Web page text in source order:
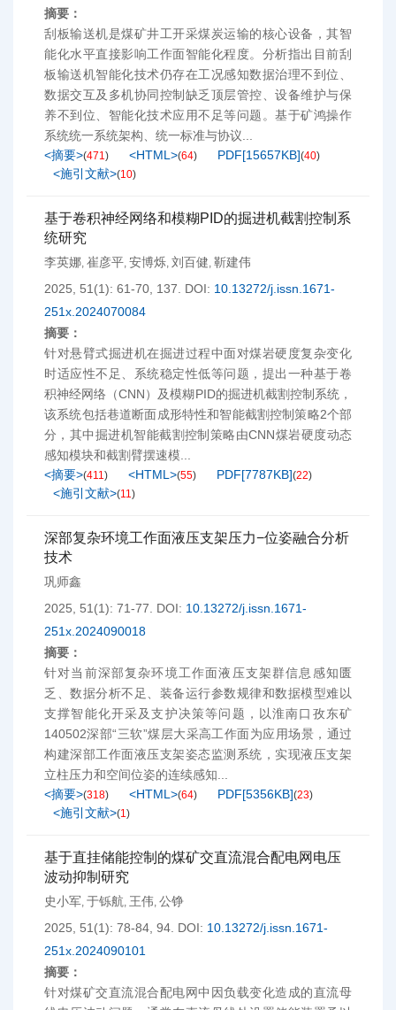
摘要：
刮板输送机是煤矿井工开采煤炭运输的核心设备，其智
能化水平直接影响工作面智能化程度。分析指出目前刮
板输送机智能化技术仍存在工况感知数据治理不到位、
数据交互及多机协同控制缺乏顶层管控、设备维护与保
养不到位、智能化技术应用不足等问题。基于矿鸿操作
系统统一系统架构、统一标准与协议...
<摘要>(471) <HTML>(64) PDF[15657KB](40)
<施引文献>(10)
基于卷积神经网络和模糊PID的掘进机截割控制系
统研究
李英娜, 崔彦平, 安博烁, 刘百健, 靳建伟
2025, 51(1): 61-70, 137.
DOI: 10.13272/j.issn.1671-
251x.2024070084
摘要：
针对悬臂式掘进机在掘进过程中面对煤岩硬度复杂变化
时适应性不足、系统稳定性低等问题，提出一种基于卷
积神经网络（CNN）及模糊PID的掘进机截割控制系统，
该系统包括巷道断面成形特性和智能截割控制策略2个部
分，其中掘进机智能截割控制策略由CNN煤岩硬度动态
感知模块和截割臂摆速模...
<摘要>(411) <HTML>(55) PDF[7787KB](22)
<施引文献>(11)
深部复杂环境工作面液压支架压力−位姿融合分析
技术
巩师鑫
2025, 51(1): 71-77.
DOI: 10.13272/j.issn.1671-
251x.2024090018
摘要：
针对当前深部复杂环境工作面液压支架群信息感知匮
乏、数据分析不足、装备运行参数规律和数据模型难以
支撑智能化开采及支护决策等问题，以淮南口孜东矿
140502深部“三软”煤层大采高工作面为应用场景，通过
构建深部工作面液压支架姿态监测系统，实现液压支架
立柱压力和空间位姿的连续感知...
<摘要>(318) <HTML>(64) PDF[5356KB](23)
<施引文献>(1)
基于直挂储能控制的煤矿交直流混合配电网电压
波动抑制研究
史小军, 于铄航, 王伟, 公铮
2025, 51(1): 78-84, 94. DOI: 10.13272/j.issn.1671-
251x.2024090101
摘要：
针对煤矿交直流混合配电网中因负载变化造成的直流母